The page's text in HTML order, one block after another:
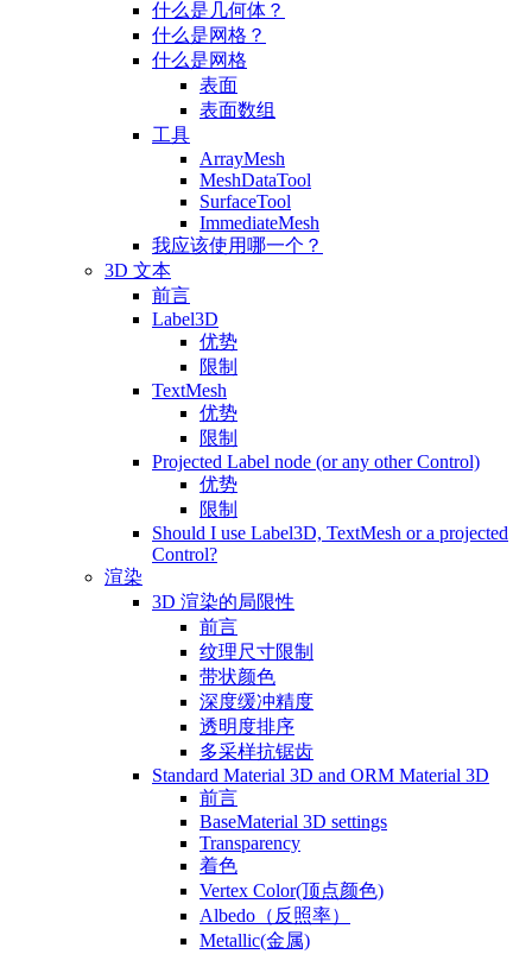
什么是几何体？
什么是网格？
什么是网格
表面
表面数组
工具
ArrayMesh
MeshDataTool
SurfaceTool
ImmediateMesh
我应该使用哪一个？
3D 文本
前言
Label3D
优势
限制
TextMesh
优势
限制
Projected Label node (or any other Control)
优势
限制
Should I use Label3D, TextMesh or a projected
Control?
渲染
3D 渲染的局限性
前言
纹理尺寸限制
带状颜色
深度缓冲精度
透明度排序
多采样抗锯齿
Standard Material 3D and ORM Material 3D
前言
BaseMaterial 3D settings
Transparency
着色
Vertex Color(顶点颜色)
Albedo（反照率）
Metallic(金属)